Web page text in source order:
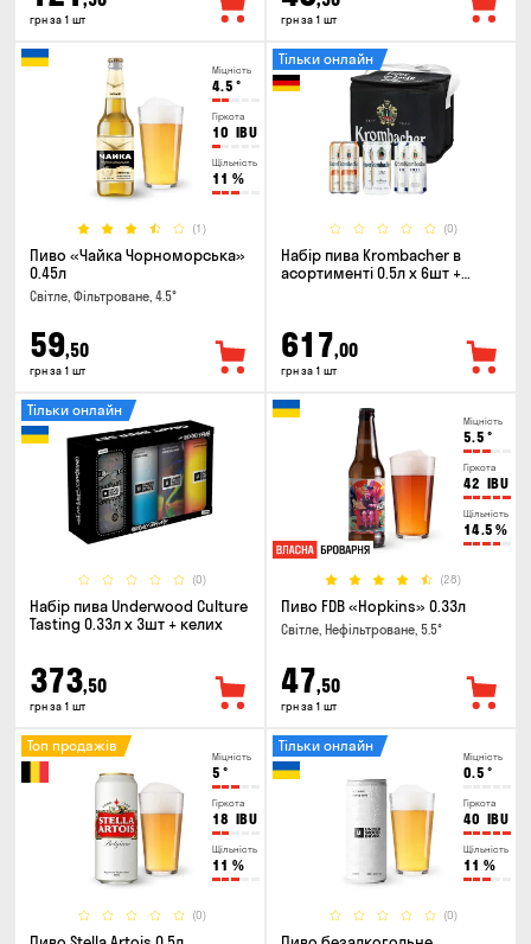
грн за 1 шт грн за 1 шт
Міцність
4.5 °
Гіркота
10 IBU
Щільність
11 %
(1)
Пиво «Чайка Чорноморська»
0.45л
Світле, Фільтроване, 4.5°
59,50
грн за 1 шт
(0)
Тільки онлайн
Набір пива Krombacher в
асортименті 0.5л х 6шт +
617,00
грн за 1 шт
(0)
Тільки онлайн
Набір пива Underwood Culture
Tasting 0.33л x 3шт + келих
373,50
грн за 1 шт
Міцність
5.5 °
Гіркота
42 IBU
Щільність
14.5 %
(28)
Пиво FDB «Hopkins» 0.33л
Світле, Нефільтроване, 5.5°
47,50
грн за 1 шт
Міцність
5 °
Гіркота
18 IBU
Щільність
11 %
(0)
Топ продажів
Міцність
0.5 °
Гіркота
40 IBU
Щільність
11 %
(0)
Тільки онлайн